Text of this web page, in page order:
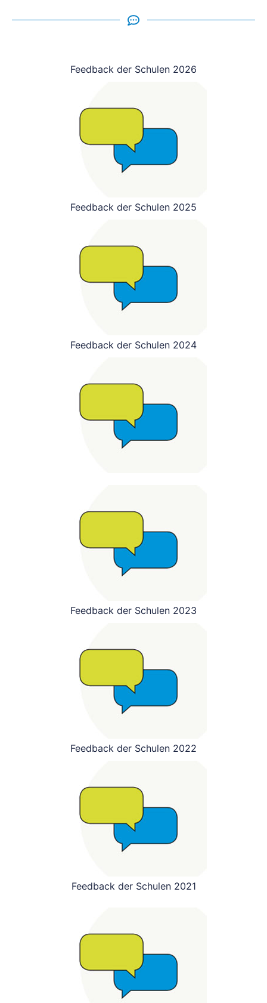
Feedback der Schulen 2026
Feedback der Schulen 2025
Feedback der Schulen 2024
Feedback der Schulen 2023
Feedback der Schulen 2022
Feedback der Schulen 2021